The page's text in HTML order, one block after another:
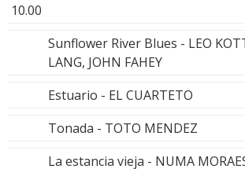
10.00
Sunflower River Blues - LEO
LANG, JOHN FAHEY
Estuario - EL CUARTETO
Tonada - TOTO MENDEZ
La estancia vieja - NUMA